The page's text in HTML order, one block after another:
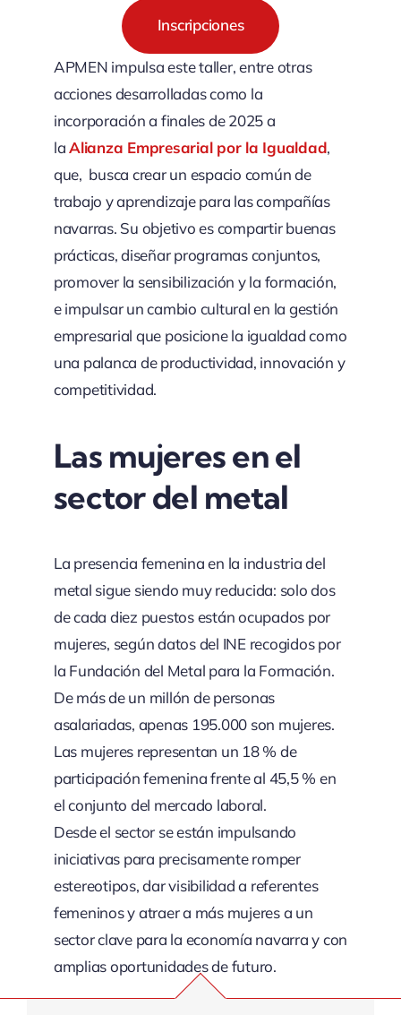
Inscripciones
APMEN impulsa este taller, entre otras
acciones desarrolladas como la
incorporación a finales de 2025 a
laAlianza Empresarial por la Igualdad,
que, busca crear un espacio común de
trabajo y aprendizaje para las compañías
navarras. Su objetivo es compartir buenas
prácticas, diseñar programas conjuntos,
promover la sensibilización y la formación,
e impulsar un cambio cultural en la gestión
empresarial que posicione la igualdad como
una palanca de productividad, innovación y
competitividad.
Las mujeres en el
sector del metal
La presencia femenina en la industria del
metal sigue siendo muy reducida: solo dos
de cada diez puestos están ocupados por
mujeres, según datos del INE recogidos por
la Fundación del Metal para la Formación.
De más de un millón de personas
asalariadas, apenas 195.000 son mujeres.
Las mujeres representan un 18 % de
participación femenina frente al 45,5 % en
el conjunto del mercado laboral.
Desde el sector se están impulsando
iniciativas para precisamente romper
estereotipos, dar visibilidad a referentes
femeninos y atraer a más mujeres a un
sector clave para la economía navarra y con
amplias oportunidades de futuro.